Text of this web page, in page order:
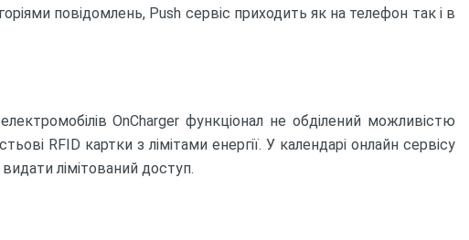
повідомлень, Push сервіс приходить як на телефон так і в
OnCharger функціонал не обділений можливістю
RFID картки з лімітами енергії. У календарі онлайн сервісу
лімітований доступ.